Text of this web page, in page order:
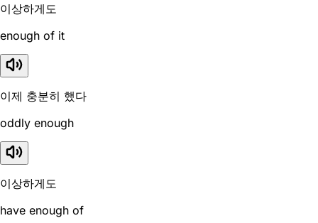
이상하게도
enough of it
이제 충분히 했다
oddly enough
이상하게도
have enough of